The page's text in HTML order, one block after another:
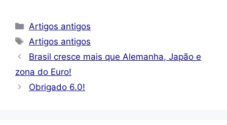
Categorias
Artigos antigos
Tags
Artigos antigos
Brasil cresce mais que Alemanha, Japão e
zona do Euro!
Obrigado 6.0!